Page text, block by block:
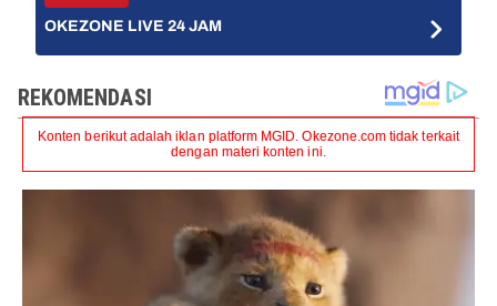
OKEZONE LIVE 24 JAM